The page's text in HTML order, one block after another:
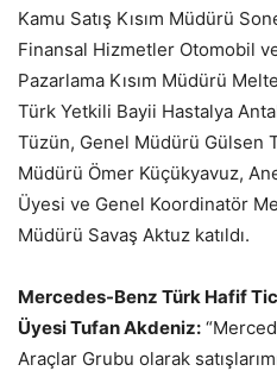
Kamu Satış Kısım Müdürü
Finansal Hizmetler Otomobil
Pazarlama Kısım Müdürü
Türk Yetkili Bayii Hastalya
Tüzün, Genel Müdürü Gülsen
Müdürü Ömer Küçükyavuz,
Üyesi ve Genel Koordinatör
Müdürü Savaş Aktuz katıldı.
Mercedes-Benz Türk Hafif
Üyesi Tufan Akdeniz:
Araçlar Grubu olarak